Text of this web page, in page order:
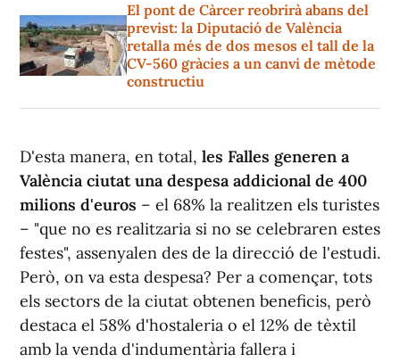
El pont de Càrcer reobrirà abans del
previst: la Diputació de València
retalla més de dos mesos el tall de la
CV-560 gràcies a un canvi de mètode
constructiu
D'esta manera, en total, les Falles generen a
València ciutat una despesa addicional de 400
milions d'euros – el 68% la realitzen els turistes
– "que no es realitzaria si no se celebraren estes
festes", assenyalen des de la direcció de l'estudi.
Però, on va esta despesa? Per a començar, tots
els sectors de la ciutat obtenen beneficis, però
destaca el 58% d'hostaleria o el 12% de tèxtil
amb la venda d'indumentària fallera i